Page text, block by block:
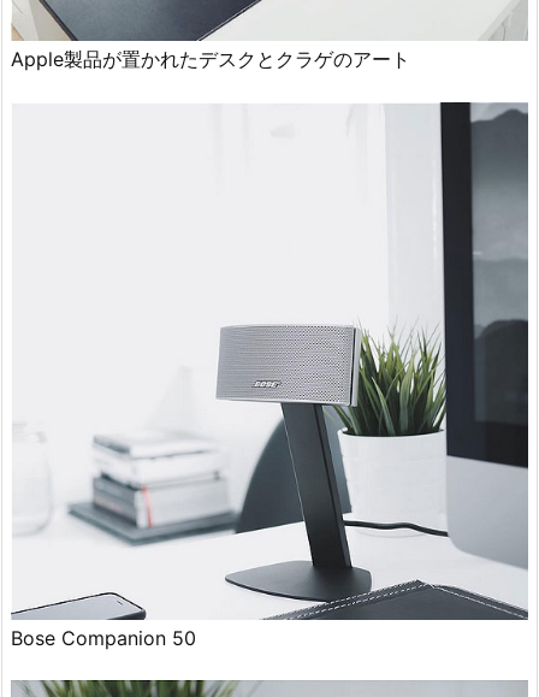
Apple製品が置かれたデスクとクラゲのアート
Bose Companion 50